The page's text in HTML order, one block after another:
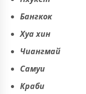
Бангкок
Хуа хин
Чиангмай
Самуи
Краби